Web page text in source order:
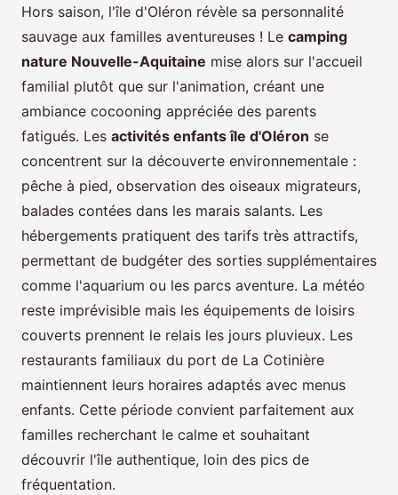
Hors saison, l'île d'Oléron révèle sa personnalité
sauvage aux familles aventureuses ! Le camping
nature Nouvelle-Aquitaine mise alors sur l'accueil
familial plutôt que sur l'animation, créant une
ambiance cocooning appréciée des parents
fatigués. Les activités enfants île d'Oléron se
concentrent sur la découverte environnementale :
pêche à pied, observation des oiseaux migrateurs,
balades contées dans les marais salants. Les
hébergements pratiquent des tarifs très attractifs,
permettant de budgéter des sorties supplémentaires
comme l'aquarium ou les parcs aventure. La météo
reste imprévisible mais les équipements de loisirs
couverts prennent le relais les jours pluvieux. Les
restaurants familiaux du port de La Cotinière
maintiennent leurs horaires adaptés avec menus
enfants. Cette période convient parfaitement aux
familles recherchant le calme et souhaitant
découvrir l'île authentique, loin des pics de
fréquentation.